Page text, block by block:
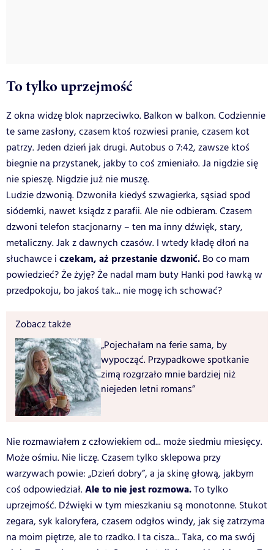
To tylko uprzejmość
Z okna widzę blok naprzeciwko. Balkon w balkon. Codziennie
te same zasłony, czasem ktoś rozwiesi pranie, czasem kot
patrzy. Jeden dzień jak drugi. Autobus o 7:42, zawsze ktoś
biegnie na przystanek, jakby to coś zmieniało. Ja nigdzie się
nie spieszę. Nigdzie już nie muszę.
Ludzie dzwonią. Dzwoniła kiedyś szwagierka, sąsiad spod
siódemki, nawet ksiądz z parafii. Ale nie odbieram. Czasem
dzwoni telefon stacjonarny – ten ma inny dźwięk, stary,
metaliczny. Jak z dawnych czasów. I wtedy kładę dłoń na
słuchawce i czekam, aż przestanie dzwonić. Bo co mam
powiedzieć? Że żyję? Że nadal mam buty Hanki pod ławką w
przedpokoju, bo jakoś tak... nie mogę ich schować?
Zobacz także
„Pojechałam na ferie sama, by
wypocząć. Przypadkowe spotkanie
zimą rozgrzało mnie bardziej niż
niejeden letni romans”
Nie rozmawiałem z człowiekiem od... może siedmiu miesięcy.
Może ośmiu. Nie liczę. Czasem tylko sklepowa przy
warzywach powie: „Dzień dobry”, a ja skinę głową, jakbym
coś odpowiedział.Ale to nie jest rozmowa.To tylko
uprzejmość. Dźwięki w tym mieszkaniu są monotonne. Stukot
zegara, syk kaloryfera, czasem odgłos windy, jak się zatrzyma
na moim piętrze, ale to rzadko. I ta cisza... Taka, co ma swój